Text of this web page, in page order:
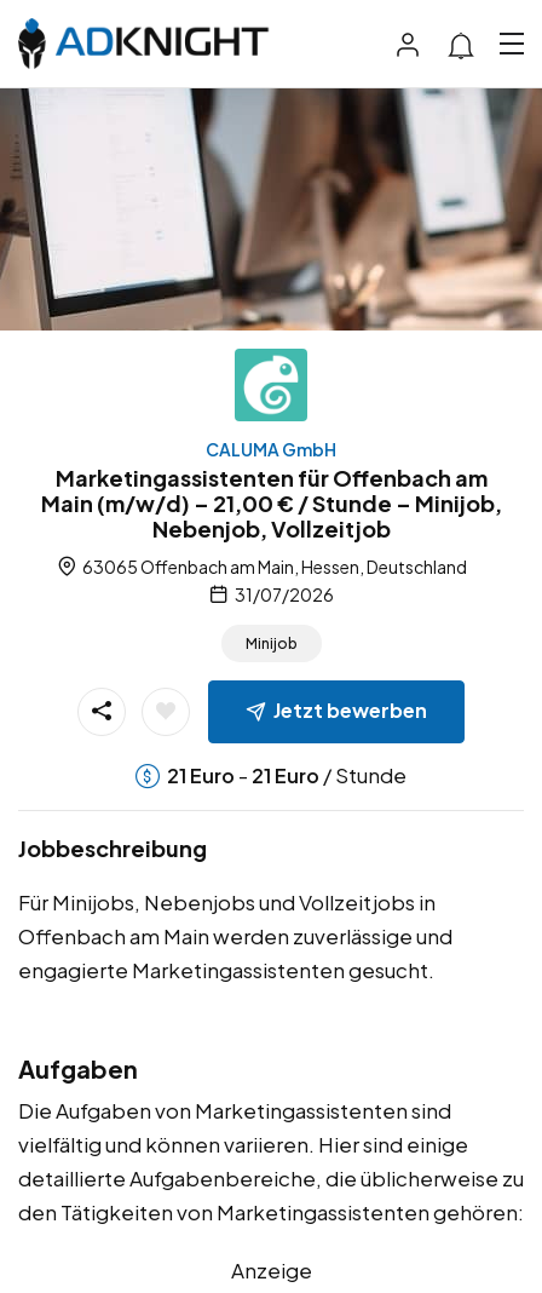
CALUMA GmbH
Marketingassistenten für Offenbach am
Main (m/w/d) – 21,00 € / Stunde – Minijob,
Nebenjob, Vollzeitjob
63065 Offenbach am Main, Hessen, Deutschland
31/07/2026
Minijob
Jetzt bewerben
21 Euro - 21 Euro / Stunde
Jobbeschreibung
Für Minijobs, Nebenjobs und Vollzeitjobs in
Offenbach am Main werden zuverlässige und
engagierte Marketingassistenten gesucht.
Aufgaben
Die Aufgaben von Marketingassistenten sind
vielfältig und können variieren. Hier sind einige
detaillierte Aufgabenbereiche, die üblicherweise zu
den Tätigkeiten von Marketingassistenten gehören:
Anzeige